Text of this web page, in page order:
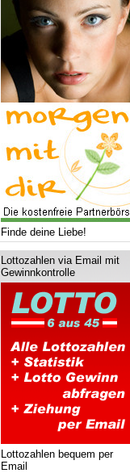
Finde deine Liebe!
Lottozahlen via Email mit
Gewinnkontrolle
Lottozahlen bequem per
Email